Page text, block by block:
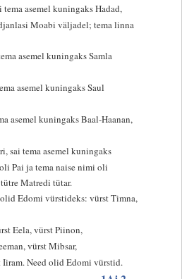
asemel kuningaks Hadad,
Moabi väljadel; tema linna
asemel kuningaks Samla
asemel kuningaks Saul
asemel kuningaks Baal-Haanan,
sai tema asemel kuningaks
Pai ja tema naise nimi oli
Matredi tütar.
Edomi vürstideks: vürst Timna,
Eela, vürst Piinon,
vürst Mibsar,
Need olid Edomi vürstid.